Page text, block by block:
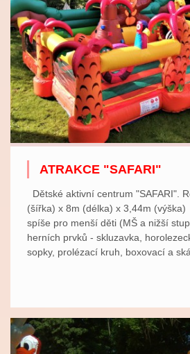
ATRAKCE "SAFARI"
Dětské aktivní centrum "SAFARI".
(šířka) x 8m (délka) x 3,44m
spíše pro menší děti (MŠ a nižší
herních prvků - skluzavka,
sopky, prolézací kruh, boxovací a